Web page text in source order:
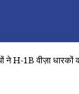
ने H-1B वीज़ा धारकों